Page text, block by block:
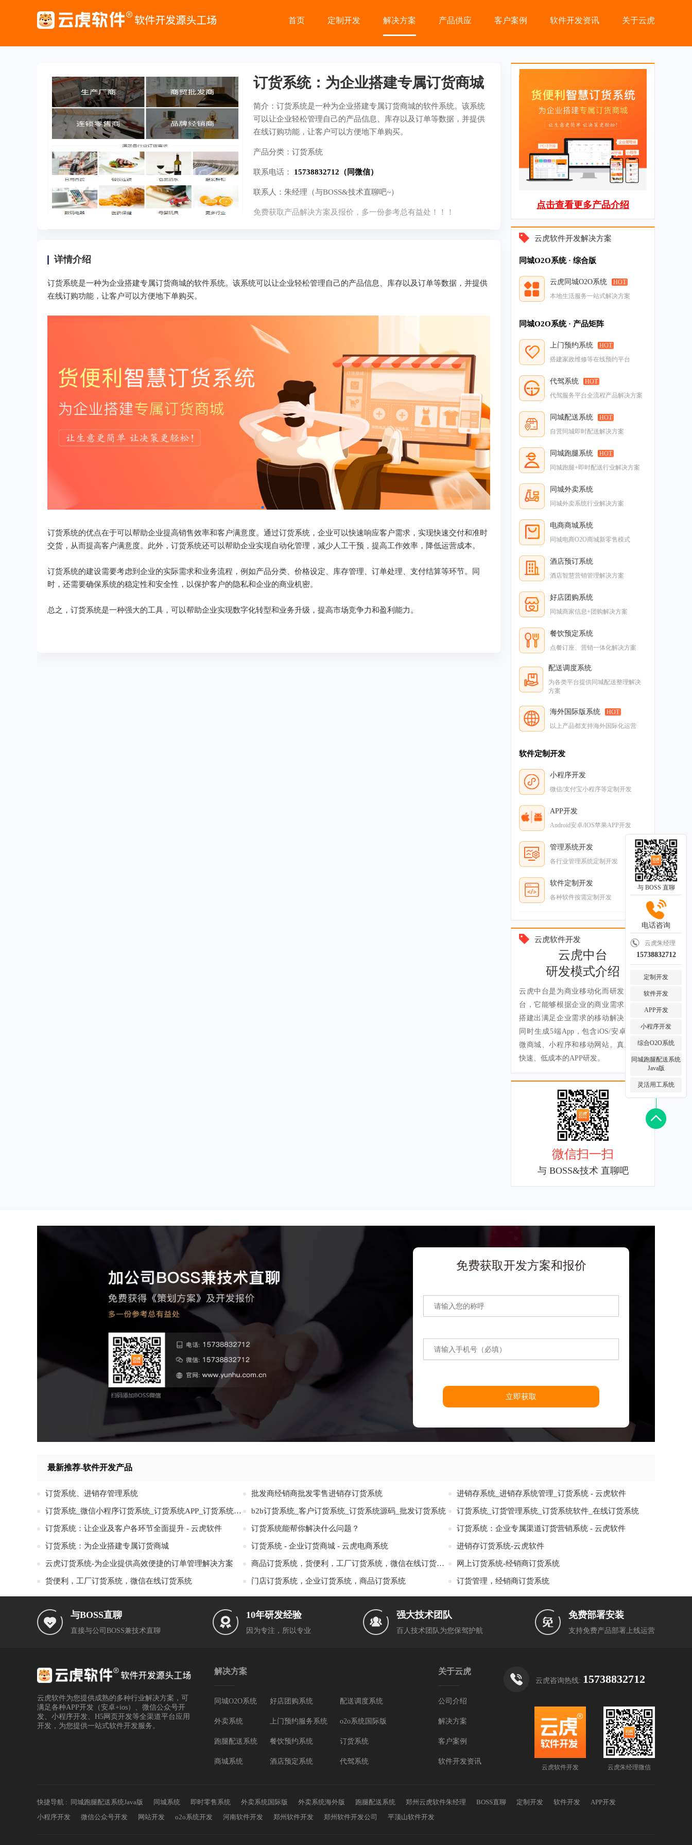
首页 定制开发 解决方案 产品供应 客户案例 软件开发资讯 关于云虎
订货系统：为企业搭建专属订货商城
简介： 订货系统是一种为企业搭建专属订货商城的软件系统。该系统
可以让企业轻松管理自己的产品信息、库存以及订单等数据，并提供
在线订购功能，让客户可以方便地下单购买。
产品分类： 订货系统
联系电话： 15738832712（同微信）
联系人： 朱经理（与BOSS&技术直聊吧~）
免费获取产品解决方案及报价，多一份参考总有益处！！！
详情介绍
订货系统是一种为企业搭建专属订货商城的软件系统。该系统可以让企业轻松管理自己的产品信息、库存以及订单等数据，并提供
在线订购功能，让客户可以方便地下单购买。
订货系统的优点在于可以帮助企业提高销售效率和客户满意度。通过订货系统，企业可以快速响应客户需求，实现快速交付和准时
交货，从而提高客户满意度。此外，订货系统还可以帮助企业实现自动化管理，减少人工干预，提高工作效率，降低运营成本。
订货系统的建设需要考虑到企业的实际需求和业务流程，例如产品分类、价格设定、库存管理、订单处理、支付结算等环节。同
时，还需要确保系统的稳定性和安全性，以保护客户的隐私和企业的商业机密。
总之，订货系统是一种强大的工具，可以帮助企业实现数字化转型和业务升级，提高市场竞争力和盈利能力。
点击查看更多产品介绍
云虎软件开发解决方案
同城O2O系统 · 综合版
云虎同城O2O系统
HOT
本地生活服务一站式解决方案
同城O2O系统 · 产品矩阵
上门预约系统
HOT
搭建家政维修等在线预约平台
代驾系统
HOT
代驾服务平台全流程产品解决方案
同城配送系统
HOT
自营同城即时配送解决方案
同城跑腿系统
HOT
同城跑腿+即时配送行业解决方案
同城外卖系统
同城外卖系统行业解决方案
电商商城系统
同城电商O2O商城新零售模式
酒店预订系统
酒店智慧营销管理解决方案
好店团购系统
同城商家信息+团购解决方案
餐饮预定系统
点餐订座、营销一体化解决方案
配送调度系统
为各类平台提供同城配送整理解决
方案
海外国际版系统
HOT
以上产品都支持海外国际化运营
软件定制开发
小程序开发
微信/支付宝小程序等定制开发
APP开发
Android安卓/IOS苹果APP开发
管理系统开发
各行业管理系统定制开发
软件定制开发
各种软件按需定制开发
云虎软件开发
云虎中台
研发模式介绍
云虎中台是为商业移动化而研发的云平
台，它能够根据企业的商业需求，快速
搭建出满足企业需求的移动解决方案，
同时生成5端App，包含iOS/安卓App、
微商城、小程序和移动网站。真正实现
快速、低成本的APP研发。
微信扫一扫
与 BOSS&技术 直聊吧
免费获取开发方案和报价
立即获取
最新推荐-软件开发产品
订货系统、进销存管理系统 批发商经销商批发零售进销存订货系统 进销存系统_进销存系统管理_订货系统 - 云虎软件
订货系统_微信小程序订货系统_订货系统APP_订货系统管理后台 b2b订货系统_客户订货系统_订货系统源码_批发订货系统 订货系统_订货管理系统_订货系统软件_在线订货系统
订货系统：让企业及客户各环节全面提升 - 云虎软件 订货系统能帮你解决什么问题？ 订货系统：企业专属渠道订货营销系统 - 云虎软件
订货系统：为企业搭建专属订货商城 订货系统 - 企业订货商城 - 云虎电商系统 进销存订货系统-云虎软件
云虎订货系统-为企业提供高效便捷的订单管理解决方案 商品订货系统，货便利，工厂订货系统，微信在线订货系统 网上订货系统-经销商订货系统
货便利，工厂订货系统，微信在线订货系统 门店订货系统，企业订货系统，商品订货系统 订货管理，经销商订货系统
与 BOSS 直聊
电话咨询
云虎朱经理
15738832712
定制开发
软件开发
APP开发
小程序开发
综合O2O系统
同城跑腿配送系统
Java版
灵活用工系统
与BOSS直聊
直接与公司BOSS兼技术直聊
10年研发经验
因为专注，所以专业
强大技术团队
百人技术团队为您保驾护航
免费部署安装
支持免费产品部署上线运营
云虎软件为您提供成熟的多种行业解决方案，可
满足各种APP开发（安卓+ios）、微信公众号开
发、小程序开发、H5网页开发等全渠道平台应用
开发，为您提供一站式软件开发服务。
解决方案
同城O2O系统
外卖系统
跑腿配送系统
商城系统
好店团购系统
上门预约服务系统
餐饮预约系统
酒店预定系统
配送调度系统
o2o系统国际版
订货系统
代驾系统
关于云虎
公司介绍
解决方案
客户案例
软件开发资讯
云虎咨询热线: 15738832712
云虎软件开发 云虎朱经理微信
快捷导航 : 同城跑腿配送系统Java版 同城系统 即时零售系统 外卖系统国际版 外卖系统海外版 跑腿配送系统 郑州云虎软件朱经理 BOSS直聊 定制开发 软件开发
APP开发
小程序开发
微信公众号开发 网站开发 o2o系统开发 河南软件开发 郑州软件开发 郑州软件开发公司 平顶山软件开发